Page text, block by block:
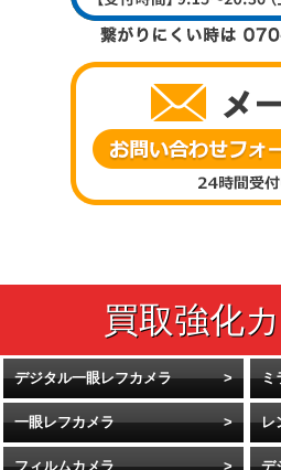
デジタル一眼レフカメラ ミ
一眼レフカメラ レ
フィルムカメラ デ